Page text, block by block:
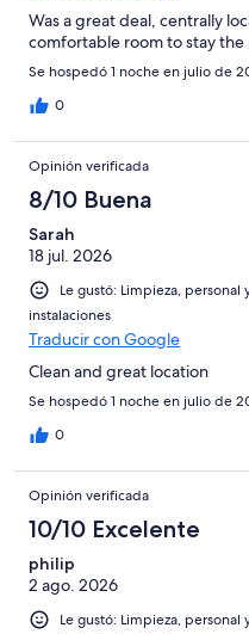
Was a great deal, centrally
comfortable room to stay the
Se hospedó 1 noche en julio de
0
Opinión verificada
8/10 Buena
Sarah
18 jul. 2026
Le gustó: Limpieza,
instalaciones
Traducir con Google
Clean and great location
Se hospedó 1 noche en julio de
0
Opinión verificada
10/10 Excelente
philip
2 ago. 2026
Le gustó: Limpieza,